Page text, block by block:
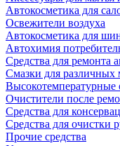
Автокосметика для
Освежители воздуха
Автокосметика для
Автохимия
Средства для ремонта
Смазки для различных
Высокотемпературные
Очистители после
Средства для
Средства для очистки
Прочие средства